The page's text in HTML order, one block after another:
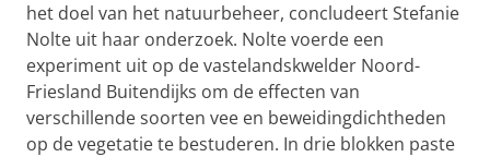
het doel van het natuurbeheer, concludeert Stefanie
Nolte uit haar onderzoek. Nolte voerde een
experiment uit op de vastelandskwelder Noord-
Friesland Buitendijks om de effecten van
verschillende soorten vee en beweidingdichtheden
op de vegetatie te bestuderen. In drie blokken paste